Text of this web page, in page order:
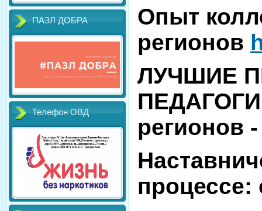
ПАЗЛ ДОБРА
Телефон ОВД
Опыт
регионов
ЛУЧШИЕ
регионов
процессе: